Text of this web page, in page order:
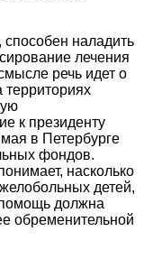
наладить
лечения
речь идет о
территориях
к президенту
в Петербурге
фондов.
насколько
детей,
должна
обременительной